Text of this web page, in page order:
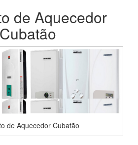
de Aquecedor
Cubatão
de Aquecedor Cubatão